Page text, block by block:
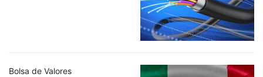
Bolsa de Valores